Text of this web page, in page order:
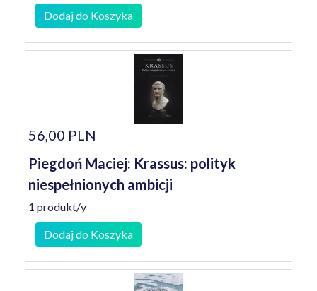
Dodaj do Koszyka
56,00 PLN
Piegdoń Maciej: Krassus: polityk
niespełnionych ambicji
1 produkt/y
Dodaj do Koszyka